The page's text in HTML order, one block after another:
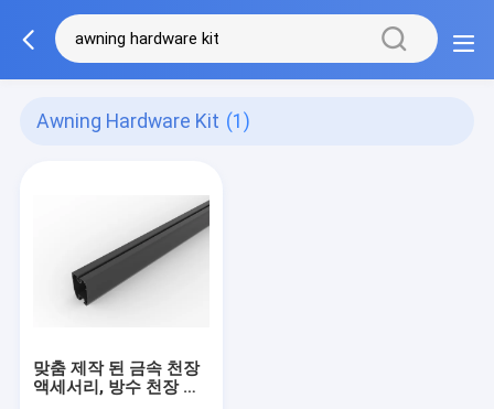
Awning Hardware Kit (1)
맞춤 제작 된 금속 천장
액세서리, 방수 천장 하